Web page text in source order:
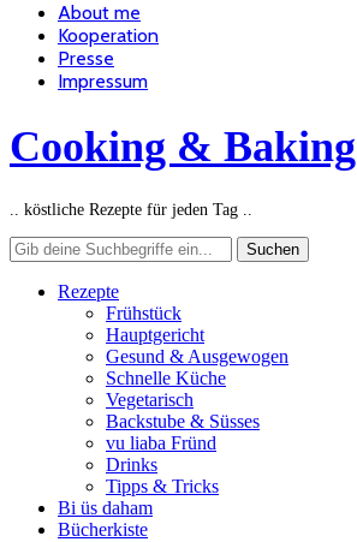
About me
Kooperation
Presse
Impressum
Cooking & Baking
.. köstliche Rezepte für jeden Tag ..
Rezepte
Frühstück
Hauptgericht
Gesund & Ausgewogen
Schnelle Küche
Vegetarisch
Backstube & Süsses
vu liaba Fründ
Drinks
Tipps & Tricks
Bi üs daham
Bücherkiste